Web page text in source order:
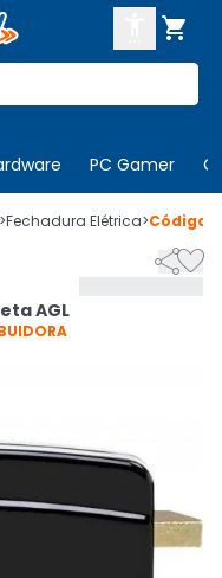

PC Gamer
>Fechadura Elétrica>Código

AGL